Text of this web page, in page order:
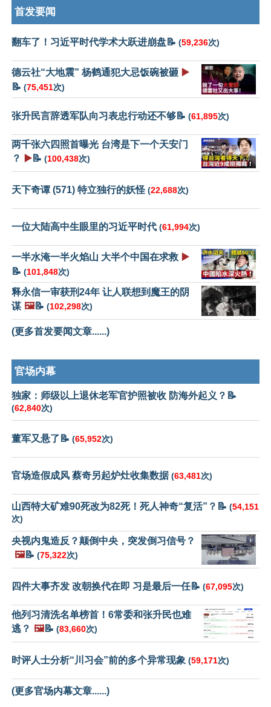
首发要闻
翻车了！习近平时代学术大跃进崩盘📝 (59,236次)
德云社“大地震” 杨鹤通犯大忌饭碗被砸 ▶️
📝 (75,451次)
张升民言辞透军队向习表忠行动还不够📝 (61,895次)
两千张六四照首曝光 台湾是下一个天安门
？
▶️📝 (100,438次)
天下奇谭 (571) 特立独行的妖怪 (22,688次)
一位大陆高中生眼里的习近平时代 (61,994次)
一半水淹一半火焰山 大半个中国在求救 ▶️
📝 (101,848次)
释永信一审获刑24年 让人联想到魔王的阴
谋 🖼️📝 (102,298次)
(更多首发要闻文章......)
官场内幕
独家：师级以上退休老军官护照被收 防海外起义？📝
(62,840次)
董军又悬了📝 (65,952次)
官场造假成风 蔡奇另起炉灶收集数据(63,481次)
山西特大矿难90死改为82死！死人神奇“复活”？📝 (54,151
次)
央视内鬼造反？颠倒中央，突发倒习信号？
🖼️📝 (75,322次)
四件大事齐发 改朝换代在即 习是最后一任📝 (67,095次)
他列习清洗名单榜首！6常委和张升民也难
逃？ 🖼️📝 (83,660次)
时评人士分析“川习会”前的多个异常现象 (59,171次)
(更多官场内幕文章......)